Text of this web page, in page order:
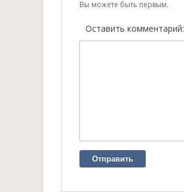
Вы можете быть первым.
Оставить комментарий:
Отправить